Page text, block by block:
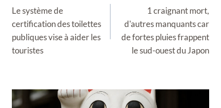
de
l’article
Le système de
certification des toilettes
publiques vise à aider les
touristes
1 craignant mort,
d'autres manquants car
de fortes pluies frappent
le sud-ouest du Japon